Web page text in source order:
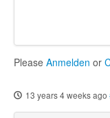
Please Anmelden or
13 years 4 weeks ago